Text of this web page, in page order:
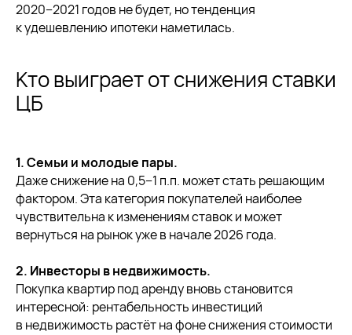
2020−2021 годов не будет, но тенденция
к удешевлению ипотеки наметилась.
Кто выиграет от снижения ставки
ЦБ
1. Семьи и молодые пары.
Даже снижение на 0,5−1 п.п. может стать решающим
фактором. Эта категория покупателей наиболее
чувствительна к изменениям ставок и может
вернуться на рынок уже в начале 2026 года.
2. Инвесторы в недвижимость.
Покупка квартир под аренду вновь становится
интересной: рентабельность инвестиций
в недвижимость растёт на фоне снижения стоимости